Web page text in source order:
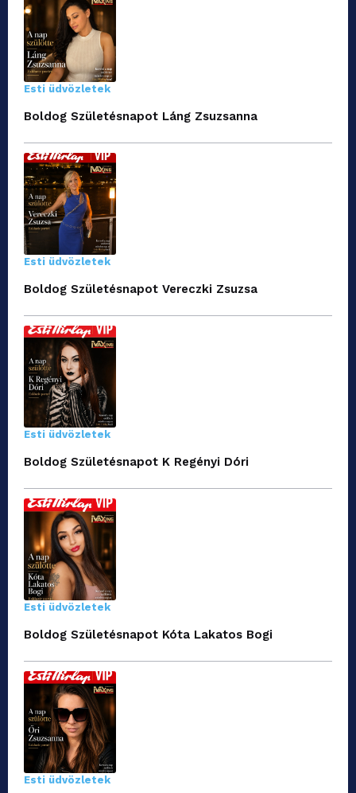
Esti üdvözletek
Boldog Születésnapot Láng Zsuzsanna
Esti üdvözletek
Boldog Születésnapot Vereczki Zsuzsa
Esti üdvözletek
Boldog Születésnapot K Regényi Dóri
Esti üdvözletek
Boldog Születésnapot Kóta Lakatos Bogi
Esti üdvözletek